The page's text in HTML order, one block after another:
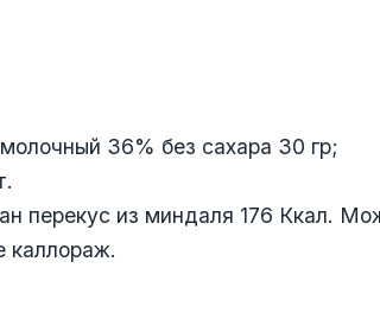
36% без сахара 30 гр;
перекус из миндаля 176 Ккал.
каллораж.